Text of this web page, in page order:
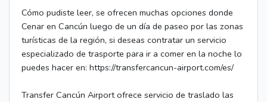
Cómo pudiste leer, se ofrecen muchas opciones donde
Cenar en Cancún luego de un día de paseo por las zonas
turísticas de la región, si deseas contratar un servicio
especializado de trasporte para ir a comer en la noche lo
puedes hacer en: https://transfercancun-airport.com/es/
Transfer Cancún Airport ofrece servicio de traslado las